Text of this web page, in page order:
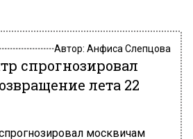
Автор: Анфиса Слепцова
спрогнозировал
лета 22